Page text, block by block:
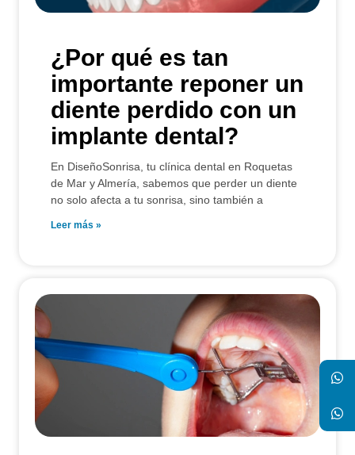
¿Por qué es tan
importante reponer un
diente perdido con un
implante dental?
En DiseñoSonrisa, tu clínica dental en Roquetas
de Mar y Almería, sabemos que perder un diente
no solo afecta a tu sonrisa, sino también a
Leer más »